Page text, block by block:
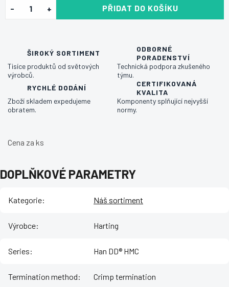
PŘIDAT DO KOŠÍKU
ŠIROKÝ SORTIMENT
Tisíce produktů od světových
výrobců.
ODBORNÉ
PORADENSTVÍ
Technická podpora zkušeného
týmu.
RYCHLÉ DODÁNÍ
Zboží skladem expedujeme
obratem.
CERTIFIKOVANÁ
KVALITA
Komponenty splňující nejvyšší
normy.
Cena za ks
DOPLŇKOVÉ PARAMETRY
Kategorie: Náš sortiment
Výrobce: Harting
Series: Han DD® HMC
Termination method: Crimp termination